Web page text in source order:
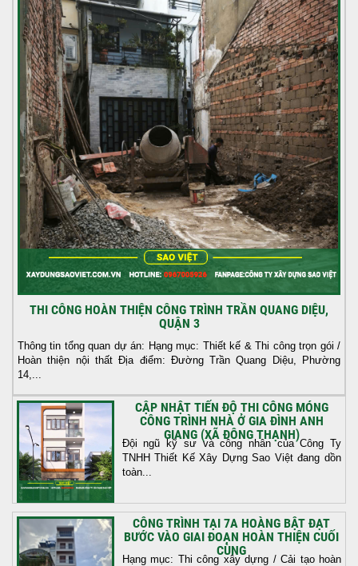
THI CÔNG HOÀN THIỆN CÔNG TRÌNH TRẦN QUANG DIỆU,
QUẬN 3
Thông tin tổng quan dự án: Hạng mục: Thiết kế & Thi công trọn gói /
Hoàn thiện nội thất Địa điểm: Đường Trần Quang Diệu, Phường
14,...
CẬP NHẬT TIẾN ĐỘ THI CÔNG MÓNG
CÔNG TRÌNH NHÀ Ở GIA ĐÌNH ANH
GIANG (XÃ ĐÔNG THẠNH)
Đội ngũ kỹ sư và công nhân của Công Ty
TNHH Thiết Kế Xây Dựng Sao Việt đang dồn
toàn...
CÔNG TRÌNH TẠI 7A HOÀNG BẬT ĐẠT
BƯỚC VÀO GIAI ĐOẠN HOÀN THIỆN CUỐI
CÙNG
Hạng mục: Thi công xây dựng / Cải tạo hoàn